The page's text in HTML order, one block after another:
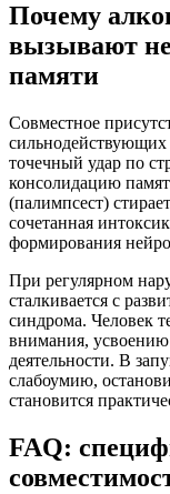
Почему
вызывают
памяти
Совместное
точечный удар по
консолидацию
(палимпсест)
сочетанная
формирования
При регулярном
сталкивается с
синдрома. Человек
внимания,
деятельности. В
слабоумию,
становится
FAQ: